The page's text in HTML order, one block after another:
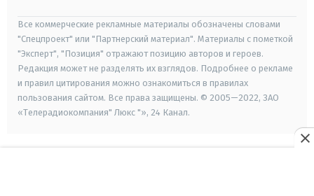
Все коммерческие рекламные материалы обозначены словами
"Спецпроект" или "Партнерский материал". Материалы с пометкой
"Эксперт", "Позиция" отражают позицию авторов и героев.
Редакция может не разделять их взглядов. Подробнее о рекламе
и правил цитирования можно ознакомиться в правилах
пользования сайтом. Все права защищены. © 2005—2022, ЗАО
«Телерадиокомпания" Люкс "», 24 Канал.